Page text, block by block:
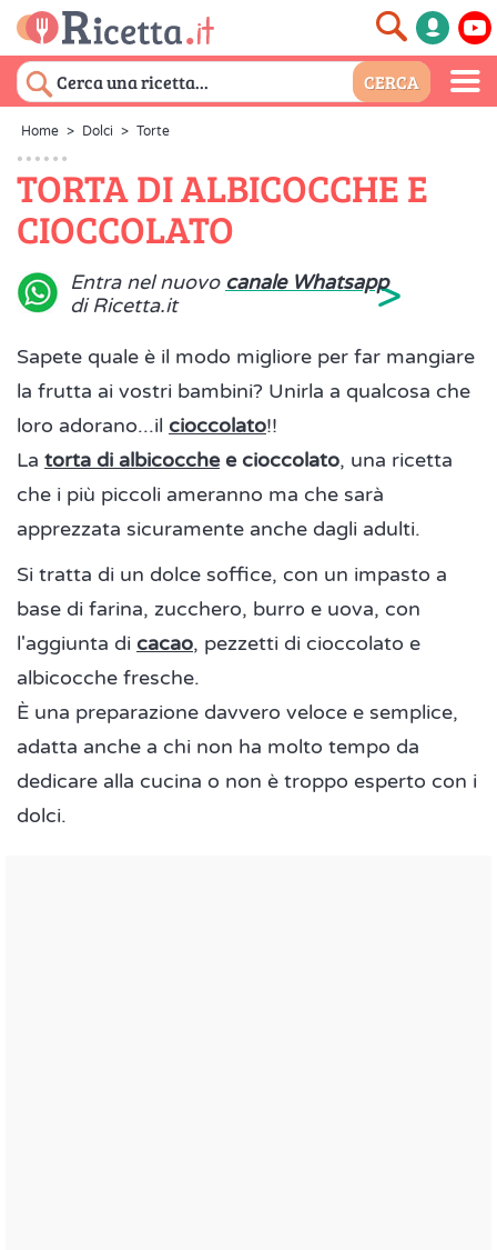
Home > Dolci > Torte
TORTA DI ALBICOCCHE E
CIOCCOLATO
Entra nel nuovo canale Whatsapp
di Ricetta.it
>
Sapete quale è il modo migliore per far mangiare
la frutta ai vostri bambini? Unirla a qualcosa che
loro adorano...il cioccolato!!
La torta di albicocchee cioccolato, una ricetta
che i più piccoli ameranno ma che sarà
apprezzata sicuramente anche dagli adulti.
Si tratta di un dolce soffice, con un impasto a
base di farina, zucchero, burro e uova, con
l'aggiunta di cacao, pezzetti di cioccolato e
albicocche fresche.
È una preparazione davvero veloce e semplice,
adatta anche a chi non ha molto tempo da
dedicare alla cucina o non è troppo esperto con i
dolci.